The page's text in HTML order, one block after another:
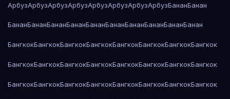
АрбузАрбузАрбузАрбузАрбузАрбузАрбузАрбузБананБанан
БананБананБананБананБананБананБананБананБананБанан
БангкокБангкокБангкокБангкокБангкокБангкокБангкокБангкок
БангкокБангкокБангкокБангкокБангкокБангкокБангкокБангкок
БангкокБангкокБангкокБангкокБангкокБангкокБангкокБангкок